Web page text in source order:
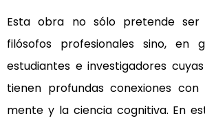
Esta obra no sólo pretende ser
filósofos profesionales sino, en
estudiantes e investigadores
tienen profundas conexiones
mente y la ciencia cognitiva. En